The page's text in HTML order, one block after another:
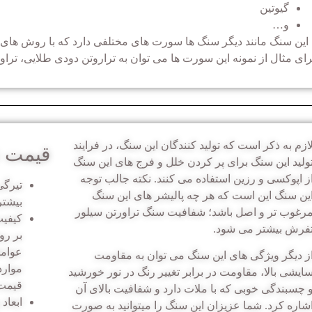
گیوتین
و…
این سنگ مانند دیگر سنگ ها سورت های مختلفی دارد که با روش
مثال از نمونه این سورت ها می توان به تراروتن دودی طلایی،
به ذکر است که تولید کنندگان این سنگ، در فرایند
این سنگ برای پر کردن خلل و فرج های این سنگ
اپوکسی و رزین استفاده می کنند. نکته جالب توجه
سنگ این است که هر چه پالیشر های این سنگ
تر و اصل باشد؛ شفافیت سنگ تراورتن سیلور
بیشتر می شود.
دیگر ویژگی های این سنگ می توان به مقاومت
بالا، مقاومت در برابر تغییر رنگ در نور خورشید
چسبندگی خوبی که با ملات دارد و شفافیت بالای آن
کرد. شما عزیزان این سنگ را میتوانید به صورت
قیمت
بر